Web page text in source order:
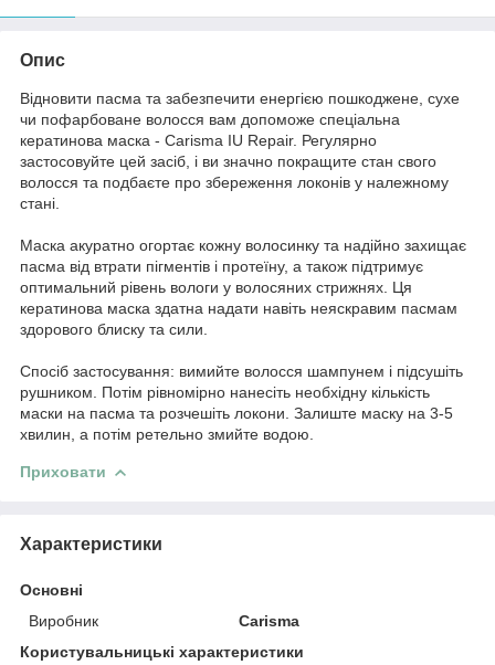
Опис
Відновити пасма та забезпечити енергією пошкоджене, сухе
чи пофарбоване волосся вам допоможе спеціальна
кератинова маска - Carisma IU Repair. Регулярно
застосовуйте цей засіб, і ви значно покращите стан свого
волосся та подбаєте про збереження локонів у належному
стані.
Маска акуратно огортає кожну волосинку та надійно захищає
пасма від втрати пігментів і протеїну, а також підтримує
оптимальний рівень вологи у волосяних стрижнях. Ця
кератинова маска здатна надати навіть неяскравим пасмам
здорового блиску та сили.
Спосіб застосування: вимийте волосся шампунем і підсушіть
рушником. Потім рівномірно нанесіть необхідну кількість
маски на пасма та розчешіть локони. Залиште маску на 3-5
хвилин, а потім ретельно змийте водою.
Приховати
Характеристики
Основні
Виробник
Carisma
Користувальницькі характеристики